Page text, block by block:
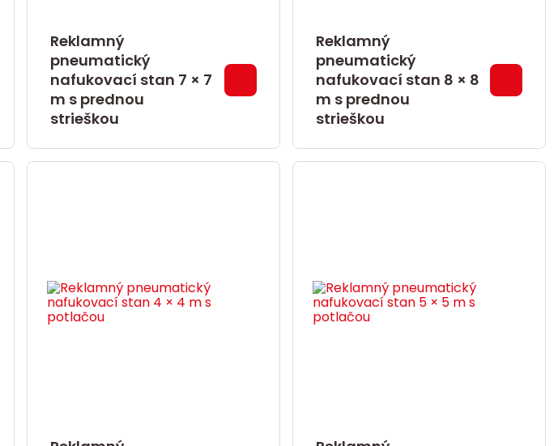
Reklamný
pneumatický
nafukovací stan 7 × 7
m s prednou
strieškou
Reklamný
pneumatický
nafukovací stan 8 × 8
m s prednou
strieškou